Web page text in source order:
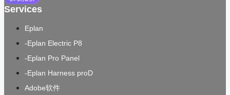
Services
Eplan
-Eplan Electric P8
-Eplan Pro Panel
-Eplan Harness proD
Adobe软件